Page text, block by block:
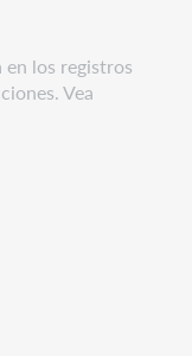
en los registros
Vea